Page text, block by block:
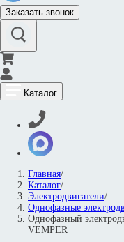
Заказать звонок
Каталог
Главная/
Каталог/
Электродвигатели/
Однофазные
Однофазный
VEMPER